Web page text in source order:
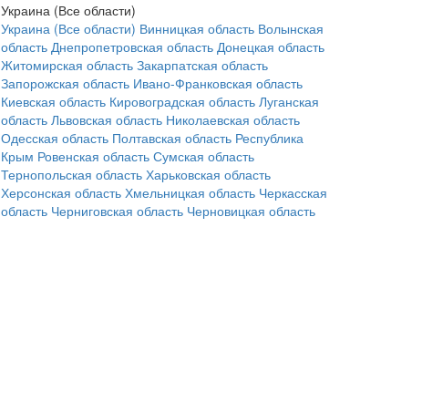
Украина (Все области)
Украина (Все области) Винницкая область Волынская
область Днепропетровская область Донецкая область
Житомирская область Закарпатская область
Запорожская область Ивано-Франковская область
Киевская область Кировоградская область Луганская
область Львовская область Николаевская область
Одесская область Полтавская область Республика
Крым Ровенская область Сумская область
Тернопольская область Харьковская область
Херсонская область Хмельницкая область Черкасская
область Черниговская область Черновицкая область